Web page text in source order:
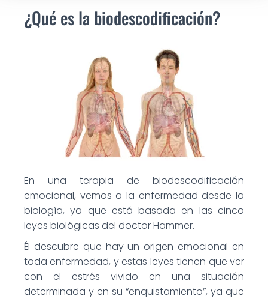
¿Qué es la biodescodificación?
En una terapia de biodescodificación
emocional, vemos a la enfermedad desde la
biología, ya que está basada en las cinco
leyes biológicas del doctor Hammer.
Él descubre que hay un origen emocional en
toda enfermedad, y estas leyes tienen que ver
con el estrés vivido en una situación
determinada y en su “enquistamiento”, ya que